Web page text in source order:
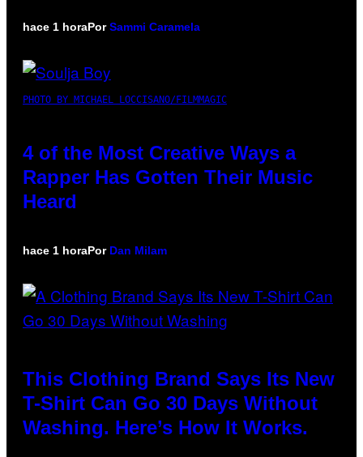
hace 1 horaPorSammi Caramela
PHOTO BY MICHAEL LOCCISANO/FILMMAGIC
4 of the Most Creative Ways a
Rapper Has Gotten Their Music
Heard
hace 1 horaPor Dan Milam
This Clothing Brand Says Its New
T-Shirt Can Go 30 Days Without
Washing. Here’s How It Works.